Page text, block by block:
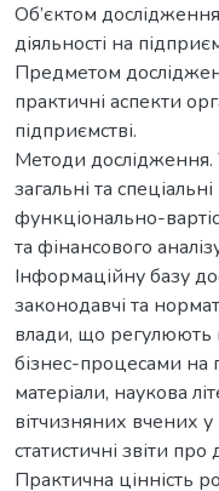
Об’єктом дослідження
діяльності на
Предметом
практичні аспекти
підприємстві.
Методи дослідження.
загальні та
функціонально-
та фінансового
Інформаційну базу
законодавчі та
влади, що регулюють
бізнес-процесами на
матеріали, наукова
вітчизняних вчених
статистичні звіти
Практична цінність